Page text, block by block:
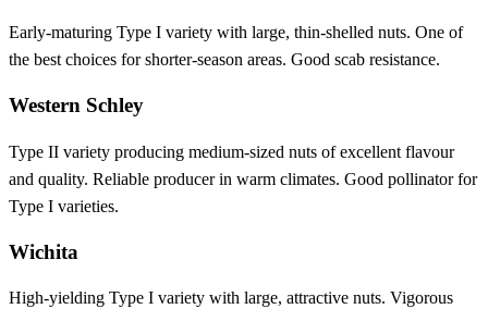
Early-maturing Type I variety with large, thin-shelled nuts. One of
the best choices for shorter-season areas. Good scab resistance.
Western Schley
Type II variety producing medium-sized nuts of excellent flavour
and quality. Reliable producer in warm climates. Good pollinator for
Type I varieties.
Wichita
High-yielding Type I variety with large, attractive nuts. Vigorous